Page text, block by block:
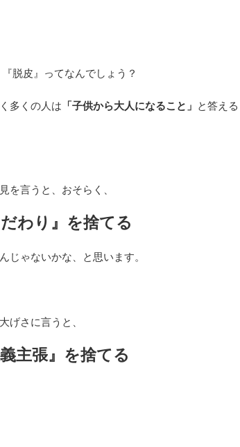
『脱皮』ってなんでしょう？
多くの人は 「子供から大人になること」 と答え
を言うと、おそらく、
だわり』を捨てる
じゃないかな、と思います。
げさに言うと、
義主張』を捨てる